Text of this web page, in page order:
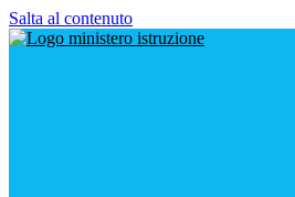
Salta al contenuto